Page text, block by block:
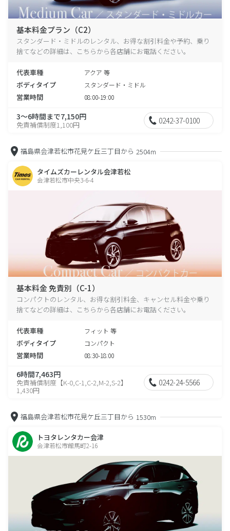
基本料金プラン（C2）
スタンダード・ミドルのレンタル、お得な割引料金や予約、乗り
捨てなどの詳細は、こちらから各店舗にお電話ください。
代表車種 アクア 等
ボディタイプ スタンダード・ミドル
営業時間 08:00-19:00
3～6時間まで7,150円
免責補償制度1,100円 0242-37-0100
福島県会津若松市花見ケ丘三丁目から 2504m
タイムズカーレンタル会津若松
会津若松市中央3-6-4
基本料金 免責別（C-1）
コンパクトのレンタル、お得な割引料金、キャンセル料金や乗り
捨てなどの詳細は、こちらから各店舗にお電話ください。
代表車種 フィット 等
ボディタイプ コンパクト
営業時間 08:30-18:00
6時間7,463円
免責補償制度【K-0,C-1,C-2,M-2,S-2】
1,430円
0242-24-5566
福島県会津若松市花見ケ丘三丁目から 1530m
トヨタレンタカー会津
会津若松市館馬町2-16